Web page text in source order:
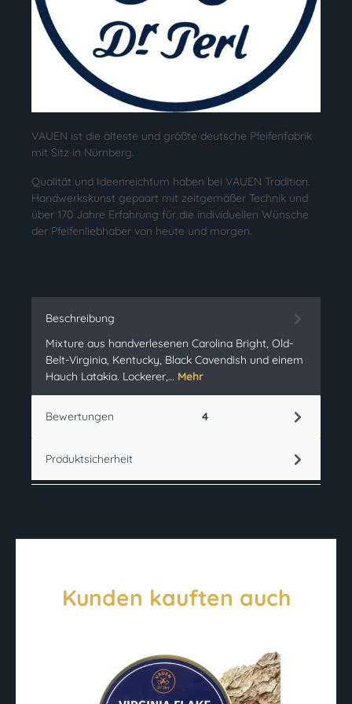
VAUEN ist die älteste und größte deutsche Pfeifenfabrik
mit Sitz in Nürnberg.
Qualität und Ideenreichtum haben bei VAUEN Tradition.
Handwerkskunst gepaart mit zeitgemäßer Technik und
über 170 Jahre Erfahrung für die individuellen Wünsche
der Pfeifenliebhaber von heute und morgen.
Beschreibung
Mixture aus handverlesenen Carolina Bright, Old-
Belt-Virginia, Kentucky, Black Cavendish und einem
Hauch Latakia. Lockerer,… Mehr
Bewertungen 4
Produktsicherheit
Kunden kauften auch